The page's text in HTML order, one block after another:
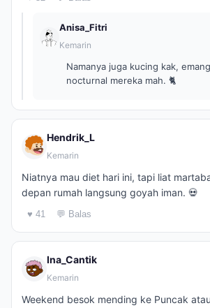
Anisa_Fitri
Kemarin
Namanya juga kucing kak,
nocturnal mereka mah. 🐈
Hendrik_L
Kemarin
Niatnya mau diet hari ini, tapi liat
depan rumah langsung goyah iman. 💀
♥ 41 💬 Balas
Ina_Cantik
Kemarin
Weekend besok mending ke Puncak